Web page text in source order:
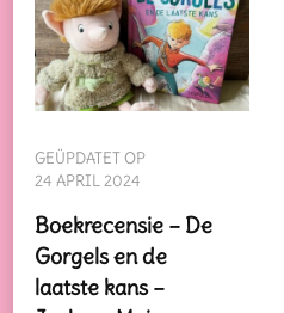
GEÜPDATET OP
24 APRIL 2024
Boekrecensie – De
Gorgels en de
laatste kans –